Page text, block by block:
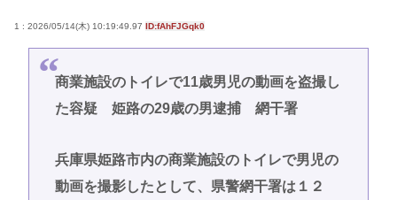
1 : 2026/05/14(木) 10:19:49.97 ID:fAhFJGqk0
商業施設のトイレで11歳男児の動画を盗撮し
た容疑 姫路の29歳の男逮捕 網干署
兵庫県姫路市内の商業施設のトイレで男児の
動画を撮影したとして、県警網干署は１２